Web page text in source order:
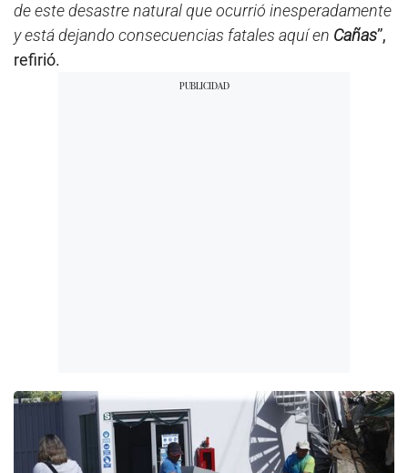
de este desastre natural que ocurrió inesperadamente
y está dejando consecuencias fatales aquí en Cañas”,
refirió.